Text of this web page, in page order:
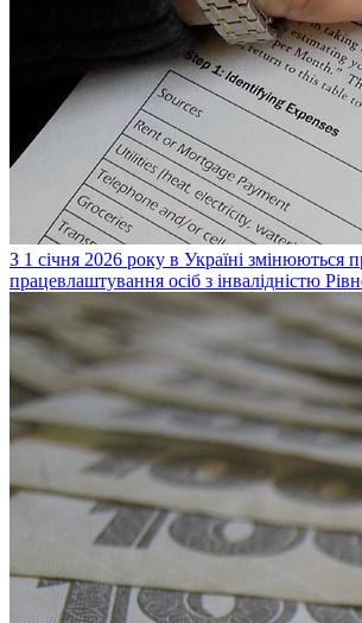
З 1 січня 2026 року в Україні змінюються
працевлаштування осіб з інвалідністю